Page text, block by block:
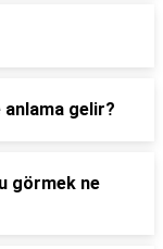
anlama gelir?
görmek ne